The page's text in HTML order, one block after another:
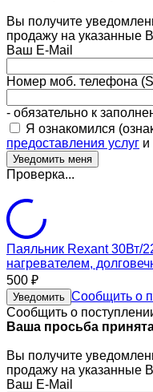
Вы получите
продажу на указанные
Ваш E-Mail
Номер моб. телефона
- обязательно к
Я ознакомился
предоставления услуг и
Проверка...
Паяльник Rexant 30Вт/
нагревателем,
500 ₽
Уведомить Сообщить о
Сообщить о
Ваша просьба
Вы получите
продажу на указанные
Ваш E-Mail